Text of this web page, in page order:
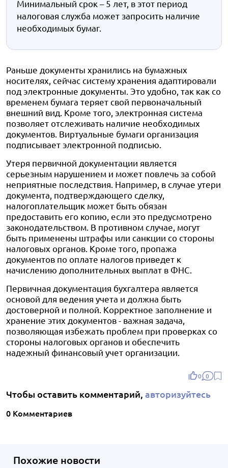
Минимальный срок – 5 лет, в этот период
налоговая служба может запросить наличие
необходимых бумаг.
Раньше документы хранились на бумажных
носителях, сейчас систему хранения адаптировали
под электронные документы. Это удобно, так как со
временем бумага теряет свой первоначальный
внешний вид. Кроме того, электронная система
позволяет отслеживать наличие необходимых
документов. Виртуальные бумаги организация
подписывает электронной подписью.
Утеря первичной документации является
серьезным нарушением и может повлечь за собой
неприятные последствия. Например, в случае утери
документа, подтверждающего сделку,
налогоплательщик может быть обязан
предоставить его копию, если это предусмотрено
законодательством. В противном случае, могут
быть применены штрафы или санкции со стороны
налоговых органов. Кроме того, пропажа
документов по оплате налогов приведет к
начислению дополнительных выплат в ФНС.
Первичная документация бухгалтера является
основой для ведения учета и должна быть
достоверной и полной. Корректное заполнение и
хранение этих документов - важная задача,
позволяющая избежать проблем при проверках со
стороны налоговых органов и обеспечить
надежный финансовый учет организации.
0 0
Чтобы оставить комментарий, авторизуйтесь
0 Комментариев
Похожие новости